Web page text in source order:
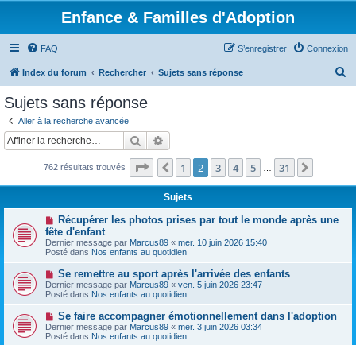
Enfance & Familles d'Adoption
FAQ Connexion
S’enregistrer
Index du forum Rechercher Sujets sans réponse
c
Sujets sans réponse
Aller à la recherche avancée
Rechercher
762 résultats trouvés Page sur31
Précédente
1 2 3 4 5 31
Sujets
N
o
u
v
e
a
u
m
e
s
s
a
g
e
Récupérer les photos prises par tout le monde après une
fête d'enfant
Dernier message par Marcus89 « mer. 10 juin 2026 15:40
Posté dans Nos enfants au quotidien
N
o
u
v
e
a
u
m
Se remettre au sport après l'arrivée des enfants
Dernier message par Marcus89 « ven. 5 juin 2026 23:47
Posté dans Nos enfants au quotidien
N
o
u
v
Se faire accompagner émotionnellement dans l'adoption
Dernier message par Marcus89 « mer. 3 juin 2026 03:34
Posté dans Nos enfants au quotidien